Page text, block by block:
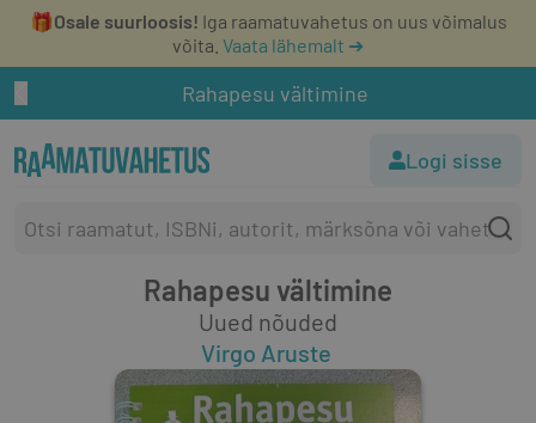
🎁Osale suurloosis! Iga raamatuvahetus on uus võimalus
võita. Vaata lähemalt ➔
Rahapesu vältimine
Logi sisse
Rahapesu vältimine
Uued nõuded
Virgo Aruste